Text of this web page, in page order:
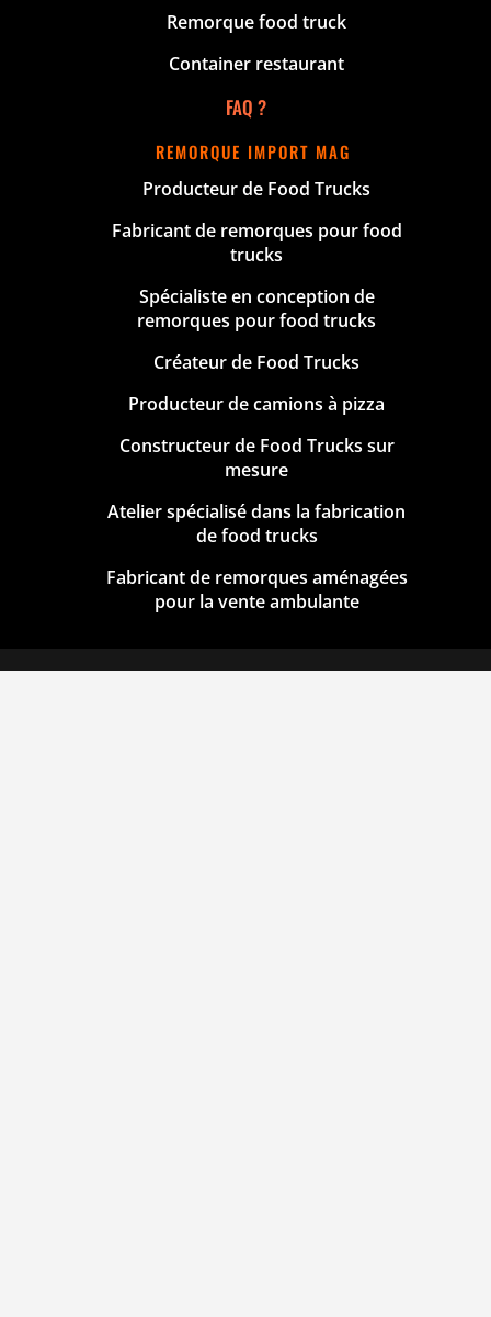
Remorque food truck
Container restaurant
FAQ ?
REMORQUE IMPORT MAG
Producteur de Food Trucks
Fabricant de remorques pour food
trucks
Spécialiste en conception de
remorques pour food trucks
Créateur de Food Trucks
Producteur de camions à pizza
Constructeur de Food Trucks sur
mesure
Atelier spécialisé dans la fabrication
de food trucks
Fabricant de remorques aménagées
pour la vente ambulante